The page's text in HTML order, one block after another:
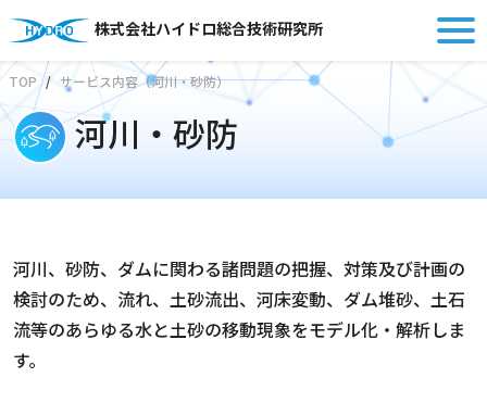
株式会社ハイドロ総合技術研究所
TOP サービス内容（河川・砂防）
河川・砂防
河川、砂防、ダムに関わる諸問題の把握、対策及び計画の
検討のため、流れ、土砂流出、河床変動、ダム堆砂、土石
流等のあらゆる水と土砂の移動現象をモデル化・解析しま
す。